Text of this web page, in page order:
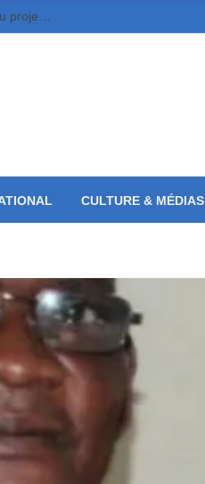
Moundou : 10 jeunes entrepreneurs retenus dans le cadre du projet MounDix
CULTURE & MÉDIAS